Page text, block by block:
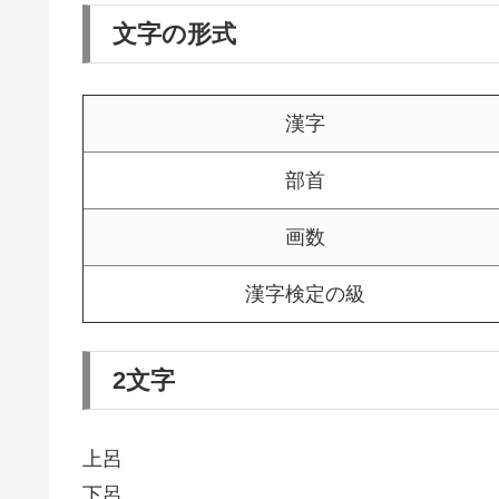
文字の形式
漢字
部首
画数
漢字検定の級
2文字
上呂
下呂